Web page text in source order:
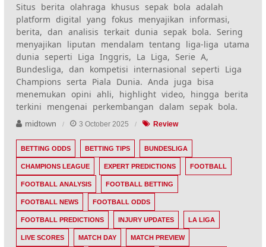
Situs berita olahraga khusus sepak bola adalah
platform digital yang fokus menyajikan informasi,
berita, dan analisis terkait dunia sepak bola. Sering
menyajikan liputan mendalam tentang liga-liga utama
dunia seperti Liga Inggris, La Liga, Serie A,
Bundesliga, dan kompetisi internasional seperti Liga
Champions serta Piala Dunia. Anda juga bisa
menemukan opini ahli, highlight video, hingga berita
terkini mengenai perkembangan dalam sepak bola.
midtown 3 October 2025 Review
BETTING ODDS BETTING TIPS BUNDESLIGA
CHAMPIONS LEAGUE EXPERT PREDICTIONS FOOTBALL
FOOTBALL ANALYSIS FOOTBALL BETTING
FOOTBALL NEWS FOOTBALL ODDS
FOOTBALL PREDICTIONS INJURY UPDATES LA LIGA
LIVE SCORES MATCH DAY MATCH PREVIEW